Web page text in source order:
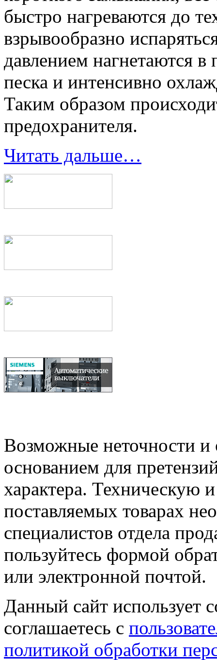
быстро нагреваются до
взрывообразно
давлением нагнетаются
песка и интенсивно
Таким образом
предохранителя.
Читать дальше…
Возможные неточности и
основанием для
характера.
поставляемых товарах
специалистов отдела
пользуйтесь формой
или электронной почтой.
Данный сайт использует
соглашаетесь с
политикой обработки